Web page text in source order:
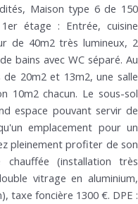
Maison type 6 de 150
étage : Entrée, cuisine
de 40m2 très lumineux, 2
bains avec WC séparé. Au
20m2 et 13m2, une salle
10m2 chacun. Le sous-sol
espace pouvant servir de
emplacement pour un
pleinement profiter de son
(installation très
vitrage en aluminium,
taxe foncière 1300 €. DPE :